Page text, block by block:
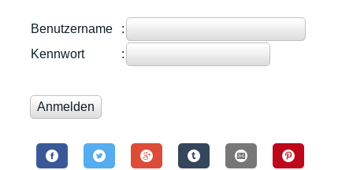
Benutzername
:
Kennwort
: